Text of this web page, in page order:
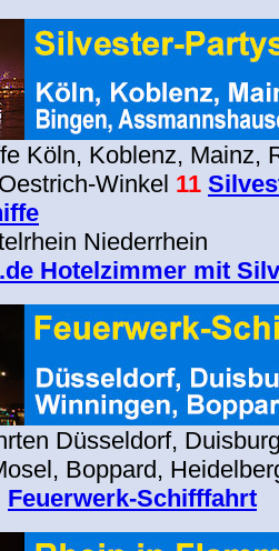
Köln, Koblenz, Mainz,
Winkel 11
Niederrhein
Hotelzimmer mit
Düsseldorf,
Boppard,
Feuerwerk-Schifffahrt